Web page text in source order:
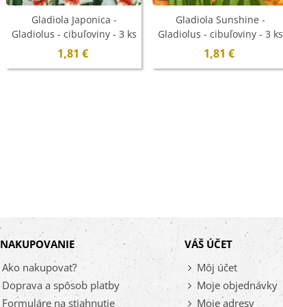
Gladiola Japonica -
Gladiolus - cibuľoviny - 3 ks
- ukončený
1,81 €
Gladiola Sunshine -
Gladiolus - cibuľoviny - 3 ks
- ukončený
1,81 €
NAKUPOVANIE
Ako nakupovať?
Doprava a spôsob platby
Formuláre na stiahnutie
VÁŠ ÚČET
Môj účet
Moje objednávky
Moje adresy